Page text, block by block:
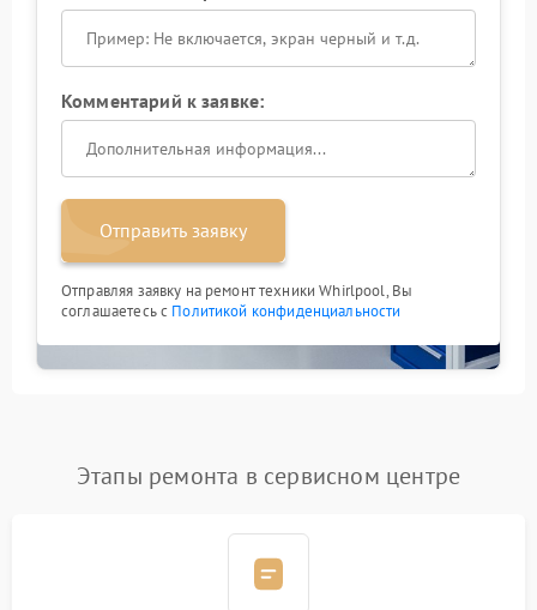
Комментарий к заявке:
Отправить заявку
Отправляя заявку на ремонт техники Whirlpool, Вы
соглашаетесь с Политикой конфиденциальности
Этапы ремонта в сервисном центре